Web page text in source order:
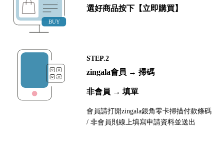
選好商品按下【立即購買】
STEP.2
zingala會員 → 掃碼
非會員 → 填單
會員請打開zingala銀角零卡掃描付款條碼
/ 非會員則線上填寫申請資料並送出